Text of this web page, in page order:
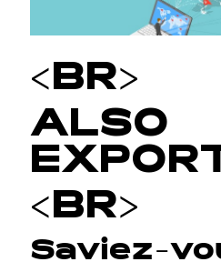
<BR>
ALSO
<BR>
Saviez-